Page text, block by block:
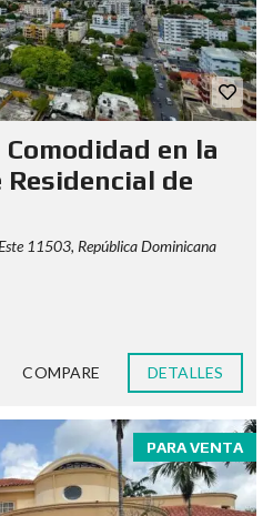
en la
de
11503, República Dominicana
COMPARE DETALLES
PARA VENTA